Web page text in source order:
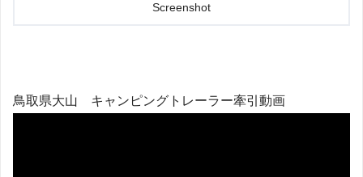
Screenshot
鳥取県大山 キャンピングトレーラー牽引動画